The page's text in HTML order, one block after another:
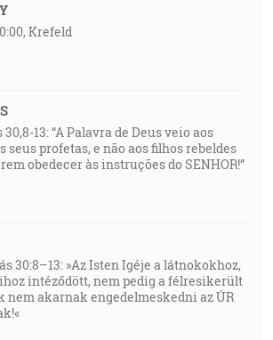
Krefeld
13: “A Palavra de Deus veio aos
seus profetas, e não aos filhos rebeldes
obedecer às instruções do SENHOR!”
30:8–13: »Az Isten Igéje a látnokokhoz,
intéződött, nem pedig a félresikerült
nem akarnak engedelmeskedni az ÚR